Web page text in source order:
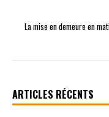
La mise en demeure en
ARTICLES RÉCENTS